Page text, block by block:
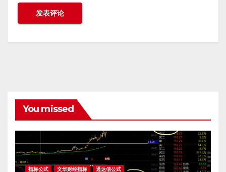
You missed
指标公式 文华财经指标 通达信公式